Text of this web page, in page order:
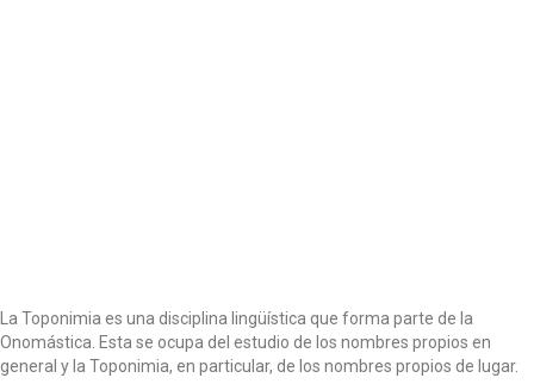
La Toponimia es una disciplina lingüística que forma parte de la
Onomástica. Esta se ocupa del estudio de los nombres propios en
general y la Toponimia, en particular, de los nombres propios de lugar.